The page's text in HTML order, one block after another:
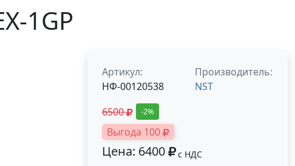
1GP
Артикул:
НФ-00120538
Производитель:
NST
6500
-2%
Выгода 100
Цена: 6400 с НДС